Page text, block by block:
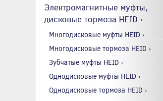
Электромагнитные муфты,
дисковые тормоза HEID ›
Многодисковые муфты HEID ›
Многодисковые тормоза HEID ›
Зубчатые муфты HEID ›
Однодисковые муфты HEID ›
Однодисковые тормоза HEID ›